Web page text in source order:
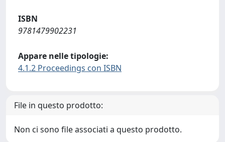
ISBN
9781479902231
Appare nelle tipologie:
4.1.2 Proceedings con ISBN
File in questo prodotto:
Non ci sono file associati a questo prodotto.